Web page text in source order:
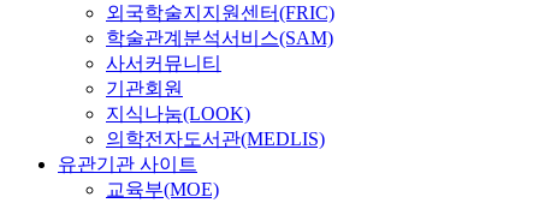
외국학술지지원센터(FRIC)
학술관계분석서비스(SAM)
사서커뮤니티
기관회원
지식나눔(LOOK)
의학전자도서관(MEDLIS)
유관기관 사이트
교육부(MOE)